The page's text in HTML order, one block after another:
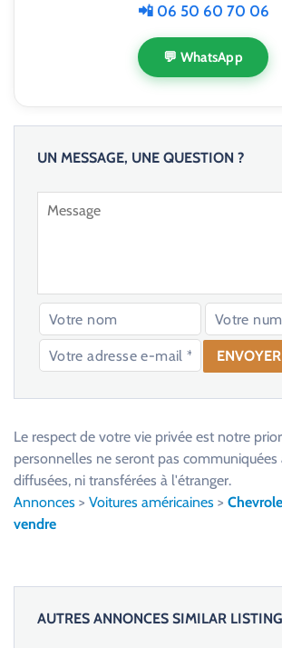
📲 06 50 60 70 06
💬 WhatsApp
UN MESSAGE, UNE QUESTION ?
e
s
Le respect de votre vie privée est notre
personnelles ne seront pas communiquées
diffusées, ni transférées à l'étranger.
Annonces > Voitures américaines >
vendre
AUTRES ANNONCES SIMILAR